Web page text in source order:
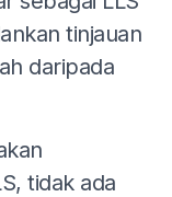
tinjauan
daripada
tidak ada